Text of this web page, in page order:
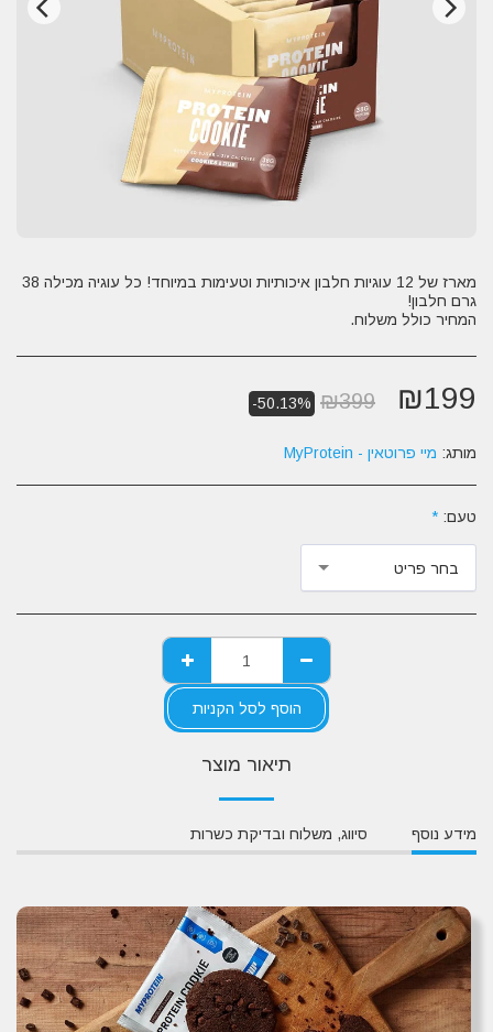
מארז של 12 עוגיות חלבון איכותיות וטעימות במיוחד! כל עוגיה מכילה 38
המחיר כולל משלוח.
₪199
₪399
-50.13%
מותג: מיי פרוטאין - MyProtein
טעם: *
בחר פריט
הוסף לסל הקניות
תיאור מוצר
מידע נוסף סיווג, משלוח ובדיקת כשרות